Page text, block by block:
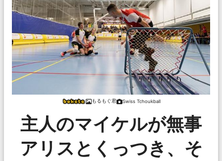
もるもぐ君 Swiss Tchoukball
主人のマイケルが無事
アリスとくっつき、そ